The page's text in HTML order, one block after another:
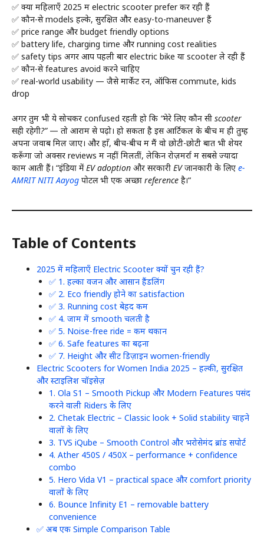
✅ क्यों महिलाएँ 2025 में electric scooter prefer कर रही हैं
✅ कौन-से models हल्के, सुरक्षित और easy-to-maneuver हैं
✅ price range और budget friendly options
✅ battery life, charging time और running cost realities
✅ safety tips अगर आप पहली बार electric bike या scooter ले रही हैं
✅ कौन-से features avoid करने चाहिए
✅ real-world usability — जैसे मार्केट रन, ऑफिस commute, kids
drop
अगर तुम भी ये सोचकर confused रहती हो कि “मेरे लिए कौन सी scooter
सही रहेगी?”— तो आराम से पढ़ो। हो सकता है इस आर्टिकल के बीच में ही तुम्हें
अपना जवाब मिल जाए। और हाँ, बीच-बीच में मैं वो छोटी-छोटी बातें भी शेयर
करूँगा जो अक्सर reviews में नहीं मिलतीं, लेकिन रोज़मर्रा में सबसे ज्यादा
काम आती हैं। “इंडिया में EV adoption और सरकारी EV जानकारी के लिए e-
AMRIT NITI Aayog पोर्टल भी एक अच्छा reference है।“
Table of Contents
2025 में महिलाएँ Electric Scooter क्यों चुन रही हैं?
✅ 1. हल्का वजन और आसान हैंडलिंग
✅ 2. Eco friendly होने का satisfaction
✅ 3. Running cost बेहद कम
✅ 4. जाम में smooth चलती है
✅ 5. Noise-free ride = कम थकान
✅ 6. Safe features का बढ़ना
✅ 7. Height और सीट डिज़ाइन women-friendly
Electric Scooters for Women India 2025 – हल्की, सुरक्षित
और स्टाइलिश चॉइसेज़
1. Ola S1 – Smooth Pickup और Modern Features पसंद
करने वाली Riders के लिए
2. Chetak Electric – Classic look + Solid stability चाहने
वालों के लिए
3. TVS iQube – Smooth Control और भरोसेमंद ब्रांड सपोर्ट
4. Ather 450S / 450X – performance + confidence
combo
5. Hero Vida V1 – practical space और comfort priority
वालों के लिए
6. Bounce Infinity E1 – removable battery
convenience
✅ अब एक Simple Comparison Table